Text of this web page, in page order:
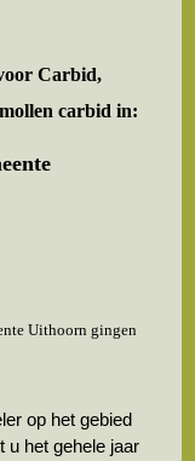
Carbid,
carbid in:
Uithoorn gingen
op het gebied
u het gehele jaar